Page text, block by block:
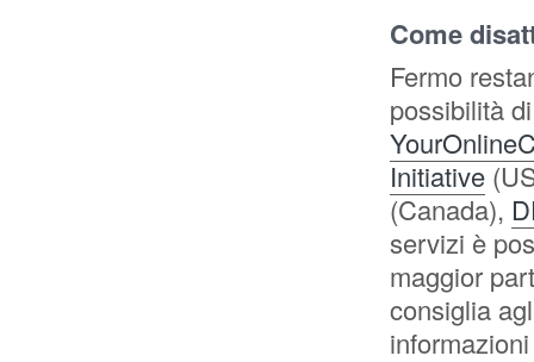
Come
Fermo
possibilità
Initiative
(Canada),
servizi è
maggior
consiglia